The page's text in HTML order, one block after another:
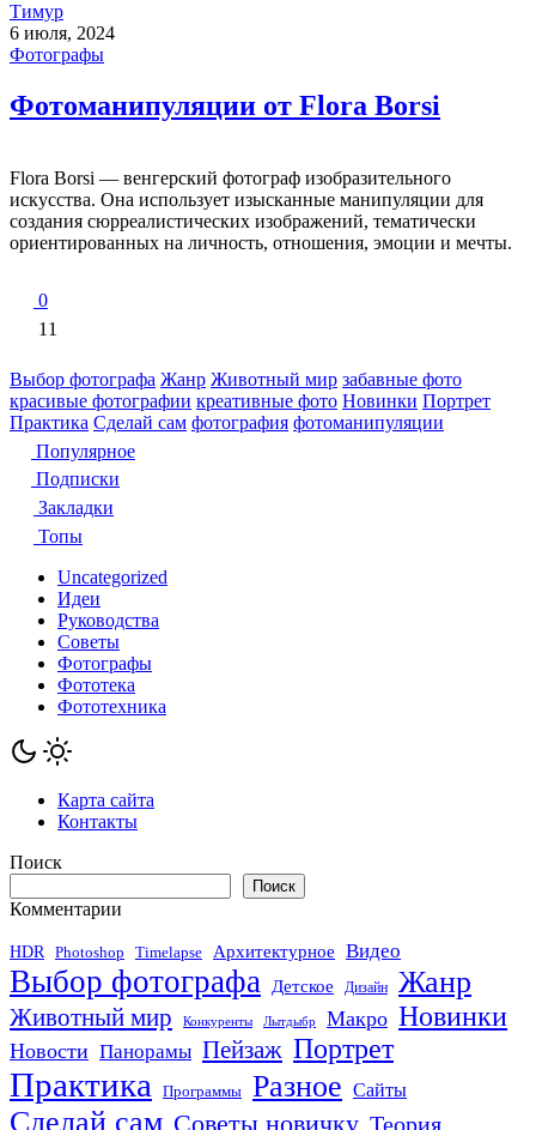
Тимур
6 июля, 2024
Фотографы
Фотоманипуляции от Flora Borsi
Flora Borsi — венгерский фотограф изобразительного
искусства. Она использует изысканные манипуляции для
создания сюрреалистических изображений, тематически
ориентированных на личность, отношения, эмоции и мечты.
0
11
Выбор фотографа Жанр Животный мир забавные фото
красивые фотографии креативные фото Новинки Портрет
Практика Сделай сам фотография фотоманипуляции
Популярное
Подписки
Закладки
Топы
Uncategorized
Идеи
Руководства
Советы
Фотографы
Фототека
Фототехника
Карта сайта
Контакты
Поиск
Поиск
Комментарии
HDR Photoshop Timelapse Архитектурное Видео
Выбор фотографа Детское Дизайн Жанр
Животный мир Конкуренты Лытдыбр Макро Новинки
Новости Панорамы Пейзаж Портрет
Практика Программы Разное Сайты
Сделай сам Советы новичку Теория